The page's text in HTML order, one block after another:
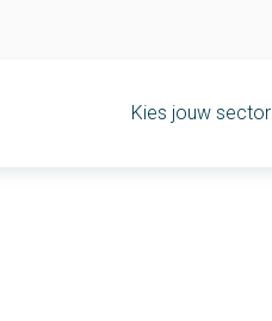
Kies jouw sector